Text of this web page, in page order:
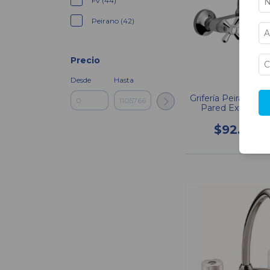
Peirano (42)
Precio
Desde Hasta
Grifería Peirano
Pared Exterior